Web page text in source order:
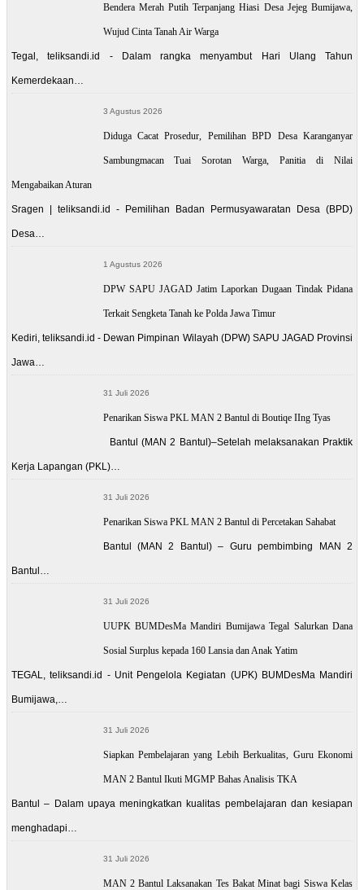
Bendera Merah Putih Terpanjang Hiasi Desa Jejeg Bumijawa,
Wujud Cinta Tanah Air Warga
Tegal, teliksandi.id - Dalam rangka menyambut Hari Ulang Tahun
Kemerdekaan…
3 Agustus 2026
Diduga Cacat Prosedur, Pemilihan BPD Desa Karanganyar
Sambungmacan Tuai Sorotan Warga, Panitia di Nilai
Mengabaikan Aturan
Sragen | teliksandi.id - Pemilihan Badan Permusyawaratan Desa (BPD)
Desa…
1 Agustus 2026
DPW SAPU JAGAD Jatim Laporkan Dugaan Tindak Pidana
Terkait Sengketa Tanah ke Polda Jawa Timur
Kediri, teliksandi.id - Dewan Pimpinan Wilayah (DPW) SAPU JAGAD Provinsi
Jawa…
31 Juli 2026
Penarikan Siswa PKL MAN 2 Bantul di Boutiqe IIng Tyas
Bantul (MAN 2 Bantul)–Setelah melaksanakan Praktik
Kerja Lapangan (PKL)…
31 Juli 2026
Penarikan Siswa PKL MAN 2 Bantul di Percetakan Sahabat
Bantul (MAN 2 Bantul) – Guru pembimbing MAN 2
Bantul…
31 Juli 2026
UUPK BUMDesMa Mandiri Bumijawa Tegal Salurkan Dana
Sosial Surplus kepada 160 Lansia dan Anak Yatim
TEGAL, teliksandi.id - Unit Pengelola Kegiatan (UPK) BUMDesMa Mandiri
Bumijawa,…
31 Juli 2026
Siapkan Pembelajaran yang Lebih Berkualitas, Guru Ekonomi
MAN 2 Bantul Ikuti MGMP Bahas Analisis TKA
Bantul – Dalam upaya meningkatkan kualitas pembelajaran dan kesiapan
menghadapi…
31 Juli 2026
MAN 2 Bantul Laksanakan Tes Bakat Minat bagi Siswa Kelas